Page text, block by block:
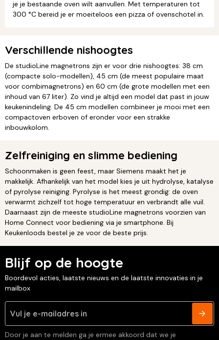
je je bestaande oven wilt aanvullen. Met temperaturen tot
300 °C bereid je er moeiteloos een pizza of ovenschotel in.
Verschillende nishoogtes
De studioLine magnetrons zijn er voor drie nishoogtes: 38 cm
(compacte solo-modellen), 45 cm (de meest populaire maat
voor combimagnetrons) en 60 cm (de grote modellen met een
inhoud van 67 liter). Zo vind je altijd een model dat past in jouw
keukenindeling. De 45 cm modellen combineer je mooi met een
compactoven erboven of eronder voor een strakke
inbouwkolom.
Zelfreiniging en slimme bediening
Schoonmaken is geen feest, maar Siemens maakt het je
makkelijk. Afhankelijk van het model kies je uit hydrolyse, katalyse
of pyrolyse reiniging. Pyrolyse is het meest grondig: de oven
verwarmt zichzelf tot hoge temperatuur en verbrandt alle vuil.
Daarnaast zijn de meeste studioLine magnetrons voorzien van
Home Connect voor bediening via je smartphone. Bij
Keukenloods bestel je ze voor de beste prijs.
Blijf op de hoogte
Boordevol acties, laatste nieuws en de laatste innovaties in je
mailbox
Door je aan te melden ga je ermee akkoord dat we je